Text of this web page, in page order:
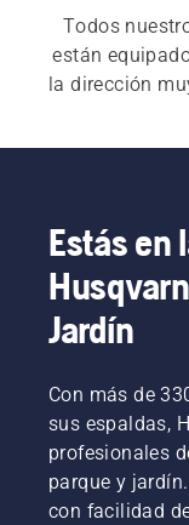
Todos
están
la dirección
nuestra
Estás en
Jardín
Con más de
sus espaldas,
profesionales
parque y
con facilidad